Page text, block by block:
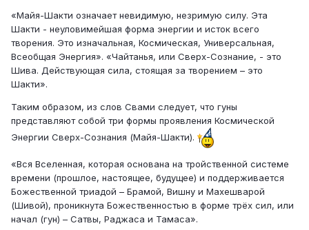
«Майя-Шакти означает невидимую, незримую силу. Эта
Шакти - неуловимейшая форма энергии и исток всего
творения. Это изначальная, Космическая, Универсальная,
Всеобщая Энергия». «Чайтанья, или Сверх-Сознание, - это
Шива. Действующая сила, стоящая за творением – это
Шакти».
Таким образом, из слов Свами следует, что гуны
представляют собой три формы проявления Космической
Энергии Сверх-Сознания (Майя-Шакти).
«Вся Вселенная, которая основана на тройственной системе
времени (прошлое, настоящее, будущее) и поддерживается
Божественной триадой – Брамой, Вишну и Махешварой
(Шивой), проникнута Божественностью в форме трёх сил, или
начал (гун) – Сатвы, Раджаса и Тамаса».